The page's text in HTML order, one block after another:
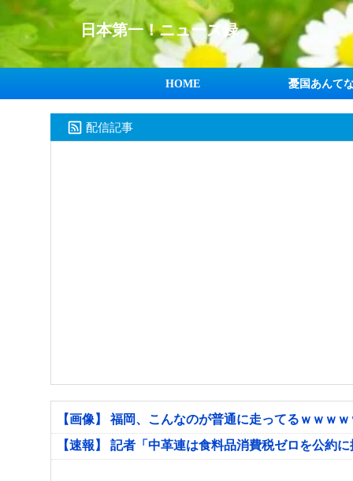
日本第一！ニュース録
HOME 憂国あんて
配信記事
【画像】 福岡、こんなのが普通に走ってるｗｗｗ
【速報】 記者「中革連は食料品消費税ゼロを公約